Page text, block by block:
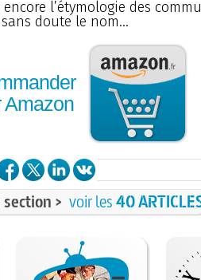
l’étymologie des
doute le nom...
Amazon
section > voir les40